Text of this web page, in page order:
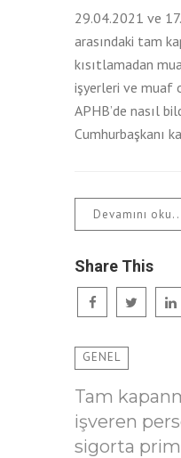
29.04.2021 ve
arasındaki tam
kısıtlamadan
işyerleri ve muaf
APHB’de nasıl
Cumhurbaşkanı
Devamını oku..
Share This
GENEL
Tam
işveren
sigorta